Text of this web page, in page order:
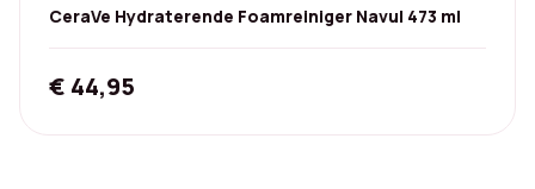
CeraVe Hydraterende Foamreiniger Navul 473 ml
€ 44,95